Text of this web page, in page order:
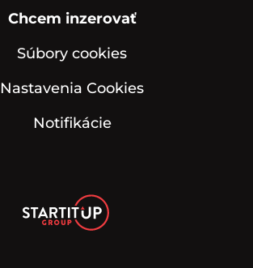
Chcem inzerovať
Súbory cookies
Nastavenia Cookies
Notifikácie